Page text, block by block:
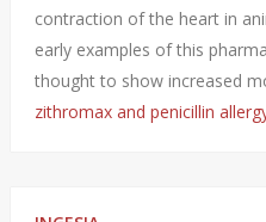
contraction of the heart in
early examples of this
thought to show increased
zithromax and penicillin